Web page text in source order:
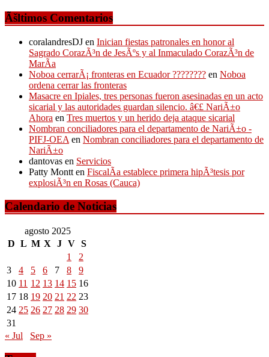
Ãšltimos Comentarios
coralandresDJ en Inician fiestas patronales en honor al
Sagrado CorazÃ³n de JesÃºs y al Inmaculado CorazÃ³n de
MarÃ­a
Noboa cerrarÃ¡ fronteras en Ecuador ???????? en Noboa
ordena cerrar las fronteras
Masacre en Ipiales, tres personas fueron asesinadas en un acto
sicarial y las autoridades guardan silencio. â€£ NariÃ±o
Ahora en Tres muertos y un herido deja ataque sicarial
Nombran conciliadores para el departamento de NariÃ±o -
PIFJ-OEAen Nombran conciliadores para el departamento de
NariÃ±o
dantovas en Servicios
Patty Montten FiscalÃ­a establece primera hipÃ³tesis por
explosiÃ³n en Rosas (Cauca)
Calendario de Noticias
agosto 2025
D L M X J V S
1
2
3
4 5 6 7 8
9
10 11 12 13 14 15 16
17 18 19 20 21 22 23
24 25 26 27 28 29 30
31
« Jul
Sep »